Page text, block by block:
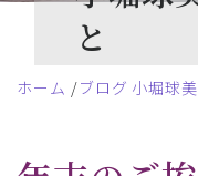
と
ホーム ブログ 小堀球